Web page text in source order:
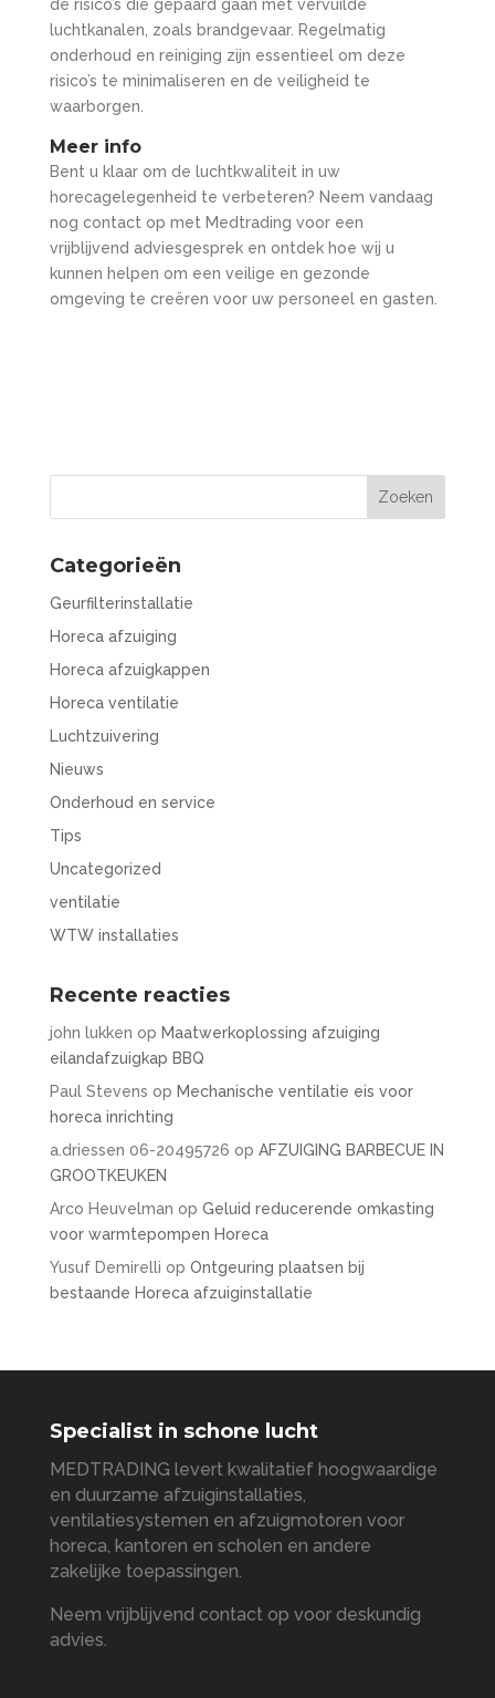
de risico’s die gepaard gaan met vervuilde
luchtkanalen, zoals brandgevaar. Regelmatig
onderhoud en reiniging zijn essentieel om deze
risico’s te minimaliseren en de veiligheid te
waarborgen.
Meer info
Bent u klaar om de luchtkwaliteit in uw
horecagelegenheid te verbeteren? Neem vandaag
nog contact op met Medtrading voor een
vrijblijvend adviesgesprek en ontdek hoe wij u
kunnen helpen om een veilige en gezonde
omgeving te creëren voor uw personeel en gasten.
Categorieën
Geurfilterinstallatie
Horeca afzuiging
Horeca afzuigkappen
Horeca ventilatie
Luchtzuivering
Nieuws
Onderhoud en service
Tips
Uncategorized
ventilatie
WTW installaties
Recente reacties
john lukken op Maatwerkoplossing afzuiging
eilandafzuigkap BBQ
Paul Stevens op Mechanische ventilatie eis voor
horeca inrichting
a.driessen 06-20495726 op AFZUIGING BARBECUE IN
GROOTKEUKEN
Arco Heuvelman op Geluid reducerende omkasting
voor warmtepompen Horeca
Yusuf Demirelli op Ontgeuring plaatsen bij
bestaande Horeca afzuiginstallatie
Specialist in schone lucht
MEDTRADING levert kwalitatief hoogwaardige
en duurzame afzuiginstallaties,
ventilatiesystemen en afzuigmotoren voor
horeca, kantoren en scholen en andere
zakelijke toepassingen.
Neem vrijblijvend contact op voor deskundig
advies.